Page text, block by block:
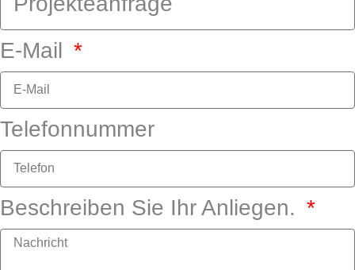
E-Mail
Telefonnummer
Beschreiben Sie Ihr Anliegen.